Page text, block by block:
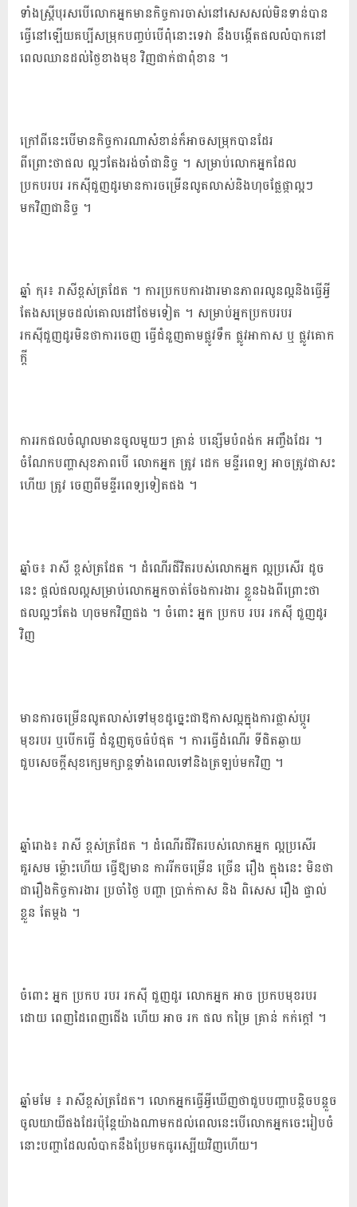
ទាំងស្រ្តីបុរសបើលោកអ្នកមានកិច្ចការចាស់នៅសេសសល់មិនទាន់បាន
ធ្វើនៅឡើយគប្បីសម្រុកបញ្ចប់បើពុំនោះទេវា នឹងបង្កើតផលលំបាកនៅ
ពេលឈានដល់ថ្ងៃខាងមុខ វិញជាក់ជាពុំខាន ។
ក្រៅពីនេះបើមានកិច្ចការណាសំខាន់ក៏អាចសម្រុកបានដែរ
ពីព្រោះថាផល ល្អៗតែងរង់ចាំជានិច្ច ។ សម្រាប់លោកអ្នកដែល
ប្រកបរបរ រកស៊ីជួញដូរមានការចម្រើនលូតលាស់និងហុចផ្លែផ្កាល្អៗ
មកវិញជានិច្ច ។
ឆ្នាំ កុរ៖ រាសីខ្ពស់ត្រដែត ។ ការប្រកបការងារមានភាពរលូនល្អនិងធ្វើអ្វី
តែងសម្រេចដល់គោលដៅថែមទៀត ។ សម្រាប់អ្នកប្រកបរបរ
រកស៊ីជួញដូរមិនថាការចេញ ធ្វើជំនួញតាមផ្លូវទឹក ផ្លូវអាកាស ឬ ផ្លូវគោក
ក្តី
ការរកផលចំណូលមានចូលមួយៗ គ្រាន់ បន្សើមបំពង់ក អញ្ចឹងដែរ ។
ចំណែកបញ្ហាសុខភាពបើ លោកអ្នក ត្រូវ ដេក មន្ទីរពេទ្យ អាចត្រូវជាសះ
ហើយ ត្រូវ ចេញពីមន្ទីរពេទ្យទៀតផង ។
ឆ្នាំច៖ រាសី ខ្ពស់ត្រដែត ។ ដំណើរជីវិតរបស់លោកអ្នក ល្អប្រសើរ ដូច
នេះ ផ្តល់ផលល្អសម្រាប់លោកអ្នកចាត់ចែងការងារ ខ្លួនឯងពីព្រោះថា
ផលល្អៗតែង ហុចមកវិញផង ។ ចំពោះ អ្នក ប្រកប របរ រកស៊ី ជួញដូរ
វិញ
មានការចម្រើនលូតលាស់ទៅមុខដូច្នេះជាឱកាសល្អក្នុងការផ្លាស់ប្តូរ
មុខរបរ ឬបើកធ្វើ ជំនួញតូចធំបំផុត ។ ការធ្វើដំណើរ ទីជិតឆ្ងាយ
ជួបសេចក្តីសុខក្សេមក្សាន្តទាំងពេលទៅនិងត្រឡប់មកវិញ ។
ឆ្នាំរោង៖ រាសី ខ្ពស់ត្រដែត ។ ដំណើរជីវិតរបស់លោកអ្នក ល្អប្រសើរ
គួរសម ម្ល៉ោះហើយ ធ្វើឱ្យមាន ការរីកចម្រើន ច្រើន រឿង ក្នុងនេះ មិនថា
ជារឿងកិច្ចការងារ ប្រចាំថ្ងៃ បញ្ហា ប្រាក់កាស និង ពិសេស រឿង ផ្ទាល់
ខ្លួន តែម្តង ។
ចំពោះ អ្នក ប្រកប របរ រកស៊ី ជួញដូរ លោកអ្នក អាច ប្រកបមុខរបរ
ដោយ ពេញដៃពេញជើង ហើយ អាច រក ផល កម្រៃ គ្រាន់ កក់ក្តៅ ។
ឆ្នាំមមែ ៖ រាសី​ខ្ពស់ត្រដែត​។​ ​លោកអ្នក​ធ្វើ​អ្វី​ឃើញថា​ជួប​បញ្ហា​បន្តិចបន្តួច​
ចូល​យាយី​ផងដែរ​ប៉ុន្តែ​យ៉ាងណា​មកដល់ពេលនេះ​បើ​លោក​អ្នកចេះ​រៀបចំ​
នោះ​បញ្ហា​ដែល​លំបាក​នឹង​ប្រែ​មក​ធូរស្បើយ​វិញ​ហើយ​។​